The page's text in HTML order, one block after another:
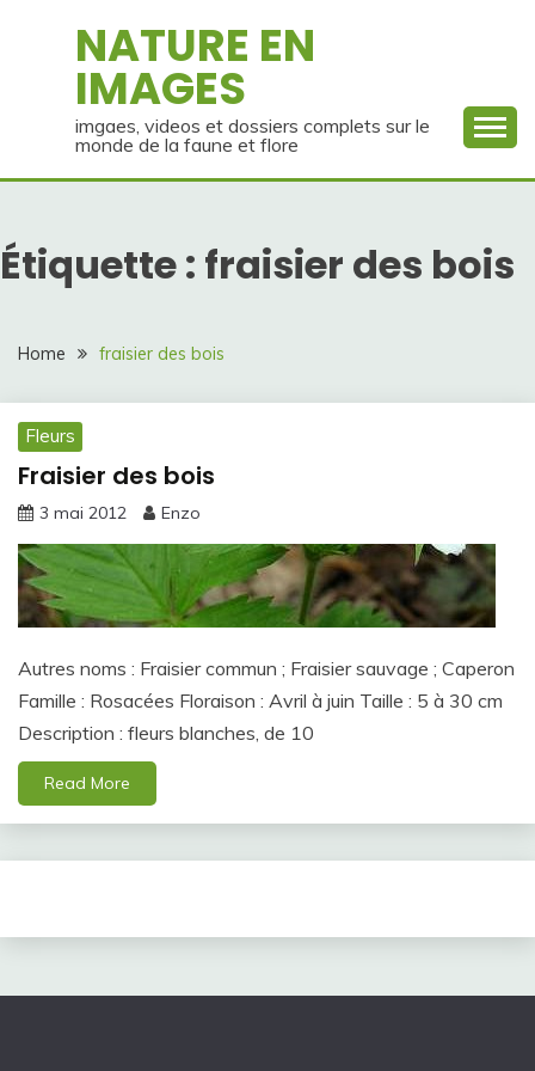
NATURE EN
IMAGES
imgaes, videos et dossiers complets sur le
monde de la faune et flore
Étiquette : fraisier des bois
Home fraisier des bois
Fleurs
Fraisier des bois
3 mai 2012 Enzo
Autres noms : Fraisier commun ; Fraisier sauvage ; Caperon
Famille : Rosacées Floraison : Avril à juin Taille : 5 à 30 cm
Description : fleurs blanches, de 10
Read More